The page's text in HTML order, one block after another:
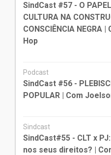
SindCast #57 - O
CULTURA NA
CONSCIÊNCIA NEGRA
Hop
Podcast
SindCast #56 -
POPULAR | Com
Sindcast
SindCast#55 - CLT x
nos seus direitos? |